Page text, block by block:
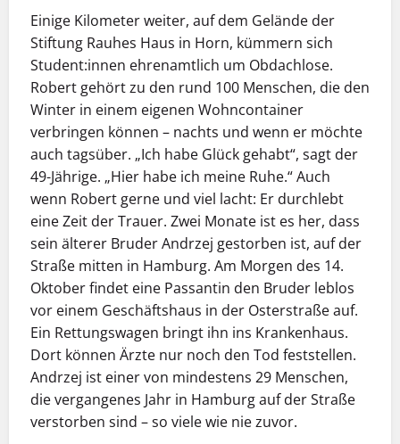
Einige Kilometer weiter, auf dem Gelände der
Stiftung Rauhes Haus in Horn, kümmern sich
Student:innen ehrenamtlich um Obdachlose.
Robert gehört zu den rund 100 Menschen, die den
Winter in einem eigenen Wohncontainer
verbringen können – nachts und wenn er möchte
auch tagsüber. „Ich habe Glück gehabt“, sagt der
49-Jährige. „Hier habe ich meine Ruhe.“ Auch
wenn Robert gerne und viel lacht: Er durchlebt
eine Zeit der Trauer. Zwei Monate ist es her, dass
sein älterer Bruder Andrzej gestorben ist, auf der
Straße mitten in Hamburg. Am Morgen des 14.
Oktober findet eine Passantin den Bruder leblos
vor einem Geschäftshaus in der Osterstraße auf.
Ein Rettungswagen bringt ihn ins Krankenhaus.
Dort können Ärzte nur noch den Tod feststellen.
Andrzej ist einer von mindestens 29 Menschen,
die vergangenes Jahr in Hamburg auf der Straße
verstorben sind – so viele wie nie zuvor.